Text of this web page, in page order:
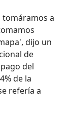
tomáramos a
dijo un
de
del
de la
refería a